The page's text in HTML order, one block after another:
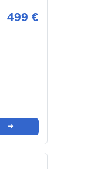
499 €
➜